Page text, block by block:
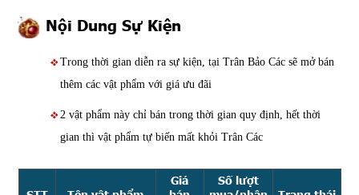
Nội Dung Sự Kiện
Trong thời gian diễn ra sự kiện, tại Trân Bảo Các sẽ mở bán
thêm các vật phẩm với giá ưu đãi
2 vật phẩm này chỉ bán trong thời gian quy định, hết thời
gian thì vật phẩm tự biến mất khỏi Trân Các
Giá
Số lượt